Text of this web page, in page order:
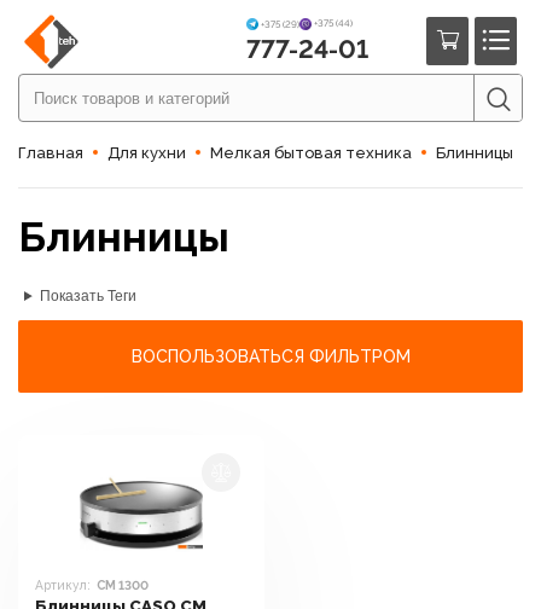
+375 (29) +375 (44)
777-24-01
Главная Для кухни Мелкая бытовая техника Блинницы
Блинницы
Показать Теги
ВОСПОЛЬЗОВАТЬСЯ ФИЛЬТРОМ
Артикул: CM 1300